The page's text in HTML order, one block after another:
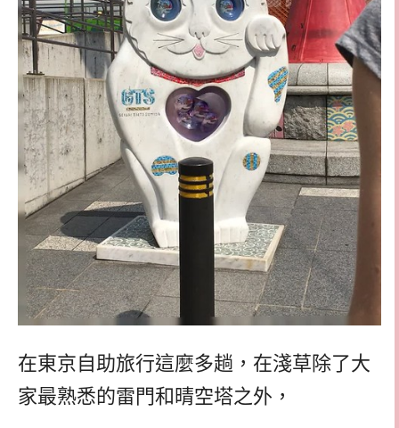
在東京自助旅行這麼多趟，在淺草除了大
家最熟悉的雷門和晴空塔之外，